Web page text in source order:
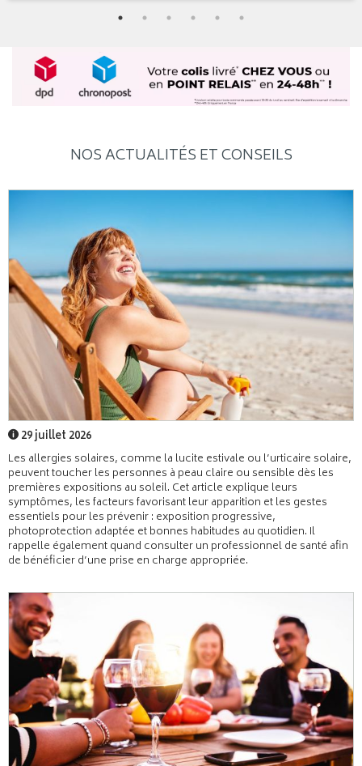
NOS ACTUALITÉS ET CONSEILS
29 juillet 2026
Les allergies solaires, comme la lucite estivale ou l’urticaire solaire,
peuvent toucher les personnes à peau claire ou sensible dès les
premières expositions au soleil. Cet article explique leurs
symptômes, les facteurs favorisant leur apparition et les gestes
essentiels pour les prévenir : exposition progressive,
photoprotection adaptée et bonnes habitudes au quotidien. Il
rappelle également quand consulter un professionnel de santé afin
de bénéficier d’une prise en charge appropriée.